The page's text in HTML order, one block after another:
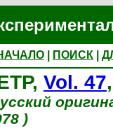
ПОИСК
Vol. 47
)